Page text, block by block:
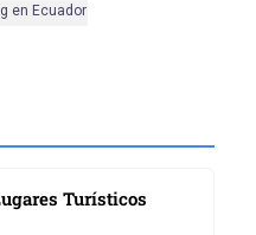
en Ecuador
Turísticos